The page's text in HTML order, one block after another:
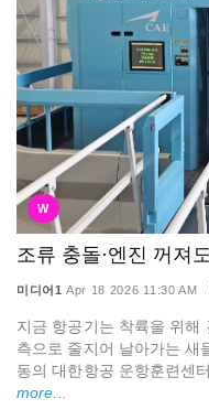
W
조류 충돌·엔진 꺼져
미디어1 Apr 18 2026 11:30 AM
지금 항공기는 착륙을 위해
측으로 줄지어 날아가는 새
동의 대한항공 운항훈련센
more...